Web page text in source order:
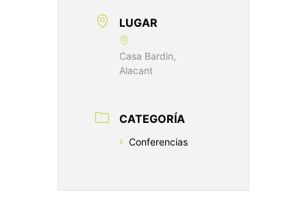
LUGAR
Casa Bardin,
Alacant
CATEGORÍA
Conferencias